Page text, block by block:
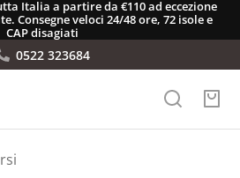
Italia a partire da €110 ad eccezione
Consegne veloci 24/48 ore, 72 isole e
CAP disagiati
0522 323684